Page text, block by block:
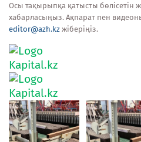
Осы тақырыпқа қатысты бөлісетін
хабарласыңыз. Ақпарат пен
editor@azh.kz жіберіңіз.